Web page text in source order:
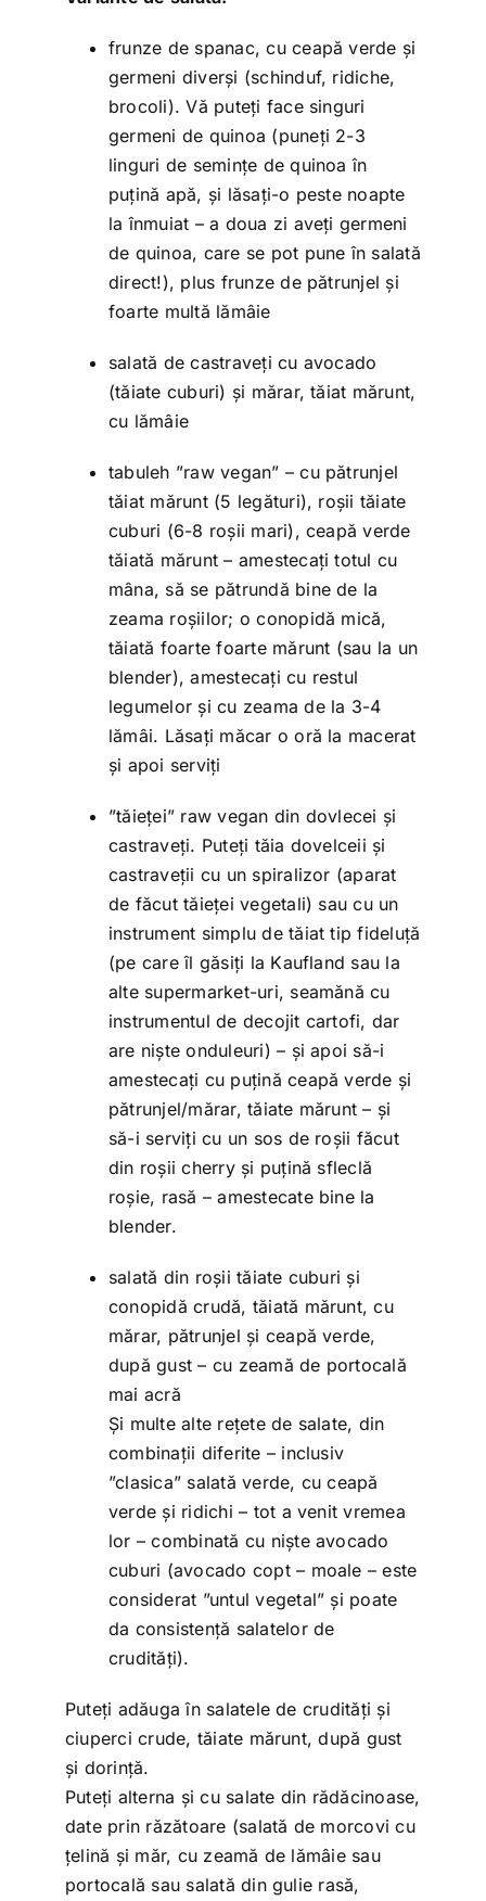
frunze de spanac, cu ceapă verde și
germeni diverși (schinduf, ridiche,
brocoli). Vă puteți face singuri
germeni de quinoa (puneți 2-3
linguri de semințe de quinoa în
puțină apă, și lăsați-o peste noapte
la înmuiat – a doua zi aveți germeni
de quinoa, care se pot pune în salată
direct!), plus frunze de pătrunjel și
foarte multă lămâie
salată de castraveți cu avocado
(tăiate cuburi) și mărar, tăiat mărunt,
cu lămâie
tabuleh ”raw vegan” – cu pătrunjel
tăiat mărunt (5 legături), roșii tăiate
cuburi (6-8 roșii mari), ceapă verde
tăiată mărunt – amestecați totul cu
mâna, să se pătrundă bine de la
zeama roșiilor; o conopidă mică,
tăiată foarte foarte mărunt (sau la un
blender), amestecați cu restul
legumelor și cu zeama de la 3-4
lămâi. Lăsați măcar o oră la macerat
și apoi serviți
”tăieței” raw vegan din dovlecei și
castraveți. Puteți tăia dovelceii și
castraveții cu un spiralizor (aparat
de făcut tăieței vegetali) sau cu un
instrument simplu de tăiat tip fideluță
(pe care îl găsiți la Kaufland sau la
alte supermarket-uri, seamănă cu
instrumentul de decojit cartofi, dar
are niște onduleuri) – și apoi să-i
amestecați cu puțină ceapă verde și
pătrunjel/mărar, tăiate mărunt – și
să-i serviți cu un sos de roșii făcut
din roșii cherry și puțină sfleclă
roșie, rasă – amestecate bine la
blender.
salată din roșii tăiate cuburi și
conopidă crudă, tăiată mărunt, cu
mărar, pătrunjel și ceapă verde,
după gust – cu zeamă de portocală
mai acră
Și multe alte rețete de salate, din
combinații diferite – inclusiv
”clasica” salată verde, cu ceapă
verde și ridichi – tot a venit vremea
lor – combinată cu niște avocado
cuburi (avocado copt – moale – este
considerat ”untul vegetal” și poate
da consistență salatelor de
crudități).
Puteți adăuga în salatele de crudități și
ciuperci crude, tăiate mărunt, după gust
și dorință.
Puteți alterna și cu salate din rădăcinoase,
date prin răzătoare (salată de morcovi cu
țelină și măr, cu zeamă de lămâie sau
portocală sau salată din gulie rasă,